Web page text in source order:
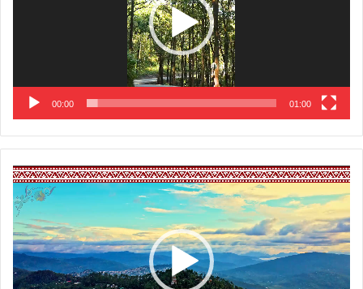
00:00 01:00
Video
Player